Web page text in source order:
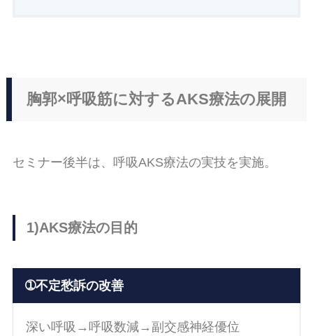
胸郭×呼吸筋に対するAKS療法の展開
セミナー後半は、呼吸AKS療法の実技を実施。
1)AKS療法の目的
➀不定愁訴の改善
深い呼吸→呼吸数減→副交感神経優位